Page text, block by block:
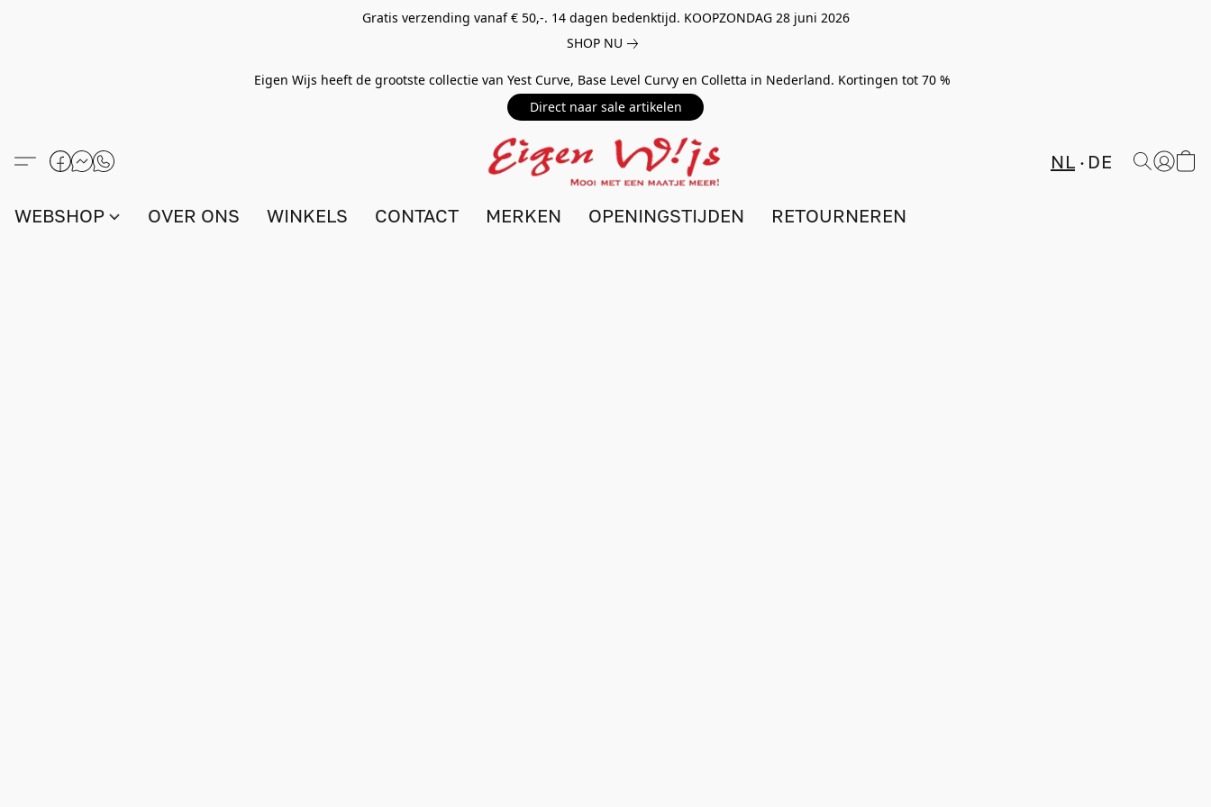
Gratis verzending vanaf € 50,-. 14 dagen bedenktijd. KOOPZONDAG 28 juni 2026
SHOP NU
Eigen Wijs heeft de grootste collectie van Yest Curve, Base Level Curvy en Colletta in Nederland. Kortingen tot 70 %
Direct naar sale artikelen
NL DE
WEBSHOP OVER ONS WINKELS CONTACT MERKEN OPENINGSTIJDEN RETOURNEREN